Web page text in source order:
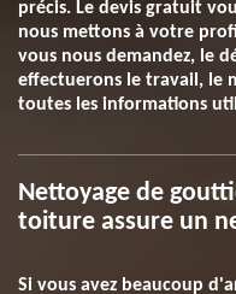
précis. Le devis gratuit
nous mettons à votre
vous nous demandez, le
effectuerons le travail, le
toutes les informations
Nettoyage de
toiture assure un
Si vous avez beaucoup